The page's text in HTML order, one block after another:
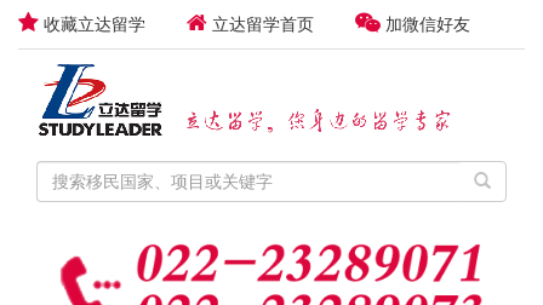
收藏立达留学 立达留学首页 加微信好友